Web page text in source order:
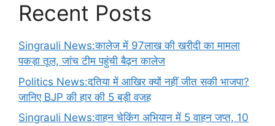
Recent Posts
Singrauli News:कालेज में 97लाख की खरीदी का मामला
पकड़ा तूल, जांच टीम पहुंची बैढ़न कालेज
Politics News:दतिया में आखिर क्यों नहीं जीत सकी भाजपा?
जानिए BJP की हार की 5 बड़ी वजह
Singrauli News:वाहन चेकिंग अभियान में 5 वाहन जप्त, 10